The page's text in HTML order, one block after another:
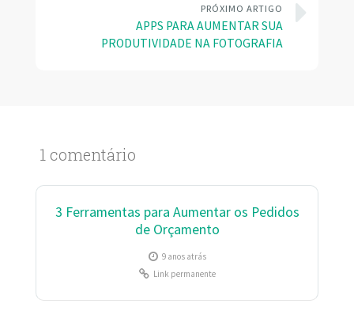
PRÓXIMO ARTIGO
APPS PARA AUMENTAR SUA
PRODUTIVIDADE NA FOTOGRAFIA
1 comentário
3 Ferramentas para Aumentar os Pedidos
de Orçamento
9 anos atrás
Link permanente